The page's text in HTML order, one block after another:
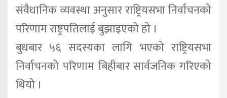
संवैधानिक व्यवस्था अनुसार राष्ट्रियसभा निर्वाचनको
परिणाम राष्ट्रपतिलाई बुझाइएको हो ।
बुधबार ५६ सदस्यका लागि भएको राष्ट्रियसभा
निर्वाचनको परिणाम बिहीबार सार्वजनिक गरिएको
थियो ।